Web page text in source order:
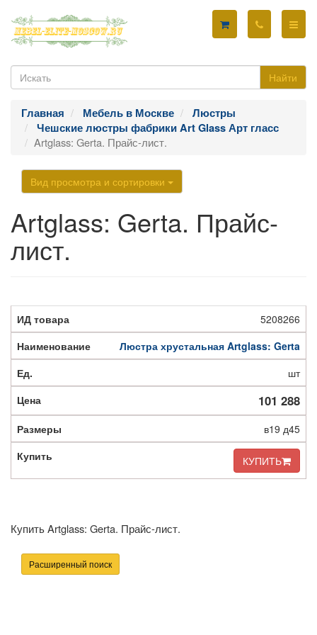
Найти
Главная Мебель в Москве
Люстры
Чешские люстры фабрики Art Glass Арт гласс
Artglass: Gerta. Прайс-лист.
Вид просмотра и сортировки
Artglass: Gerta. Прайс-
лист.
5208266
Люстра хрустальная Artglass: Gerta
шт
101 288
в19 д45
КУПИТЬ
Купить Artglass: Gerta. Прайс-лист.
Расширенный поиск